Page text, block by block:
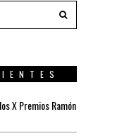
X Premios Ramón